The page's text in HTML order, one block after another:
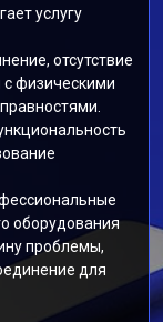
услугу
отсутствие
с физическими
оборудования
проблемы,
для